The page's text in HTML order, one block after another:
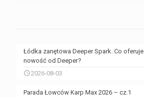
Łódka zanętowa Deeper Spark. Co oferuje
nowość od Deeper?
2026-08-03
Parada Łowców Karp Max 2026 – cz.1